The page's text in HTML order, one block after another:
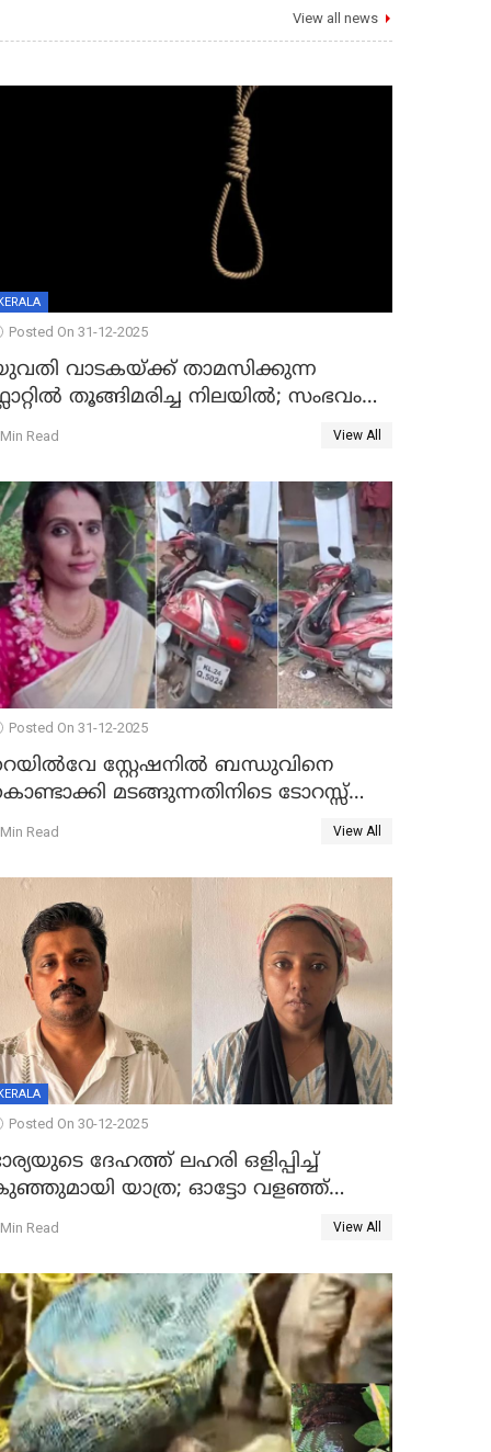
View all news
KERALA
Posted On 31-12-2025
വാടകയ്ക്ക് താമസിക്കുന്ന
തൂങ്ങിമരിച്ച നിലയില്‍; സംഭവം
Read View All
Posted On 31-12-2025
സ്റ്റേഷനിൽ ബന്ധുവിനെ
മടങ്ങുന്നതിനിടെ ടോറസ്സ്
സ്കൂട്ടറിൽ ഇടിച്ചു : യുവതിക്ക്
Read View All
KERALA
Posted On 30-12-2025
ദേഹത്ത് ലഹരി ഒളിപ്പിച്ച്
യാത്ര; ഓട്ടോ വളഞ്ഞ്
പിടികൂടി പൊലീസ്
Read View All